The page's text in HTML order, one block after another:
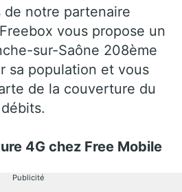
notre partenaire
vous propose un
sur-Saône 208ème
sa population et vous
de la couverture du
4G chez Free Mobile
Publicité